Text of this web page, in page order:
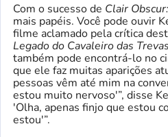
Com o sucesso de Clair
mais papéis. Você pode ouvir
filme aclamado pela crítica
Legado do Cavaleiro das Trevas
também pode encontrá-lo no
que ele faz muitas aparições
pessoas vêm até mim na
estou muito nervoso'”, disse
'Olha, apenas finjo que estou
estou'”.